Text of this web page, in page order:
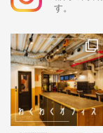
す。